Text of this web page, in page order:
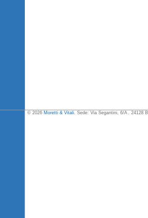
© 2026 Moretti & Vitali. Sede: Via Segantini, 6/A . 24128